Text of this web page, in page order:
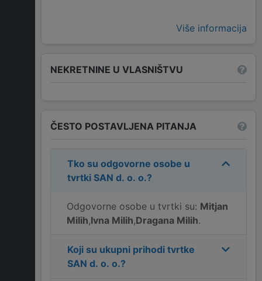
Više informacija
NEKRETNINE U VLASNIŠTVU
ČESTO POSTAVLJENA PITANJA
Tko su odgovorne osobe u
tvrtki SAN d. o. o.?
Odgovorne osobe u tvrtki su: Mitjan
Milih,Ivna Milih,Dragana Milih.
Koji su ukupni prihodi tvrtke
SAN d. o. o.?